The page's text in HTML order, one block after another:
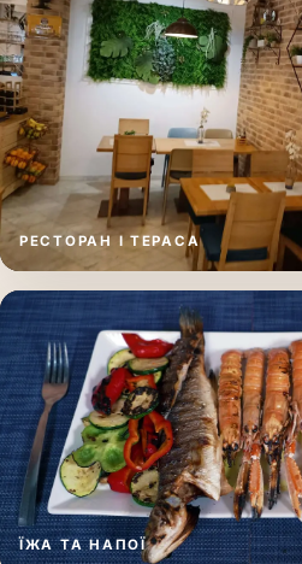
РЕСТОРАН І ТЕРАСА
ЇЖА ТА НАПОЇ